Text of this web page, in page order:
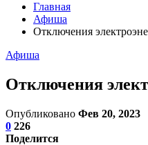
Главная
Афиша
Отключения
Афиша
Отключения
Опубликовано Фев 20, 2023
0 226
Поделится